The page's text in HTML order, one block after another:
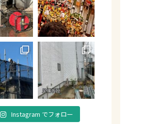
Instagram でフォロー